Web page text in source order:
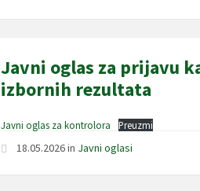
Javni oglas za prijavu
izbornih rezultata
Javni oglas za kontrolora Preuzmi
18.05.2026in Javni oglasi